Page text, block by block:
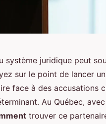
système juridique peut
sur le point de lancer
face à des accusations
Au Québec,
trouver ce